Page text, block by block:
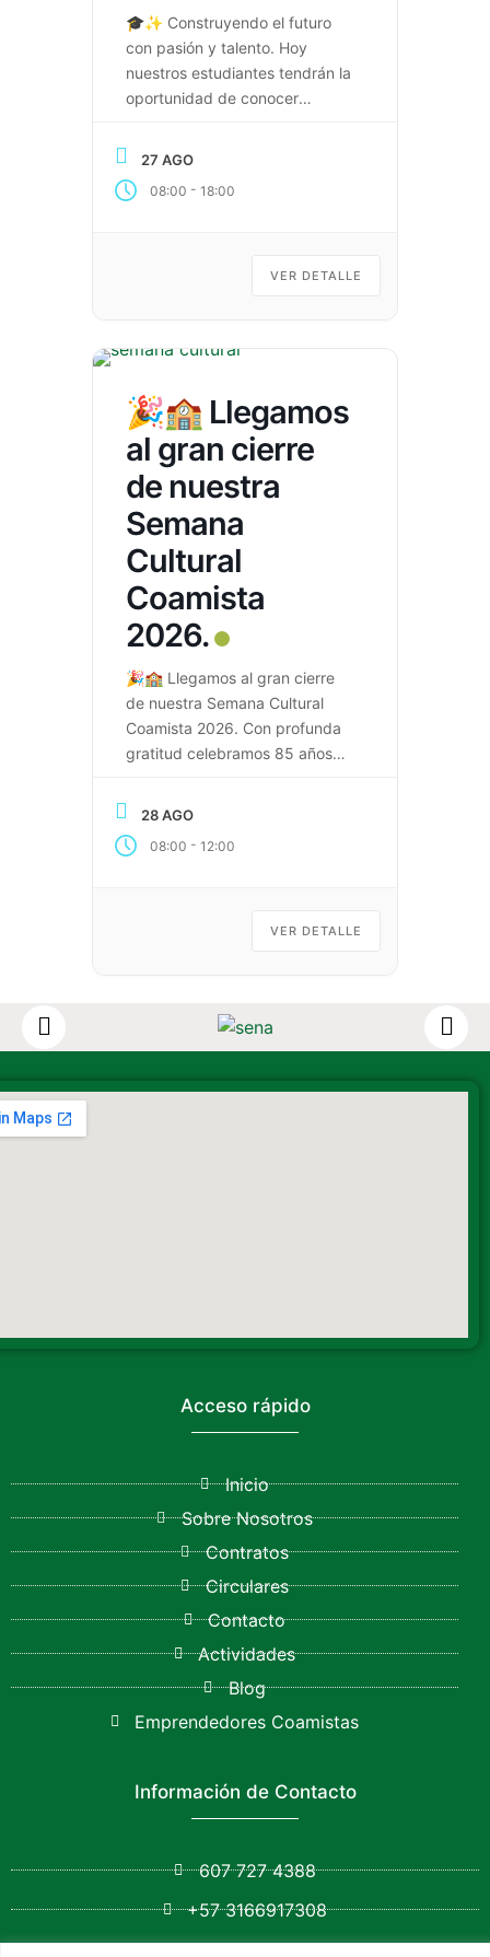
🎓✨ Construyendo el futuro
con pasión y talento. Hoy
nuestros estudiantes tendrán la
oportunidad de conocer
Feria Universitaria y Proyecto
Coamista Una jornada para
27 AGO
08:00 - 18:00
VER DETALLE
🎉🏫 Llegamos
al gran cierre
de nuestra
Semana
Cultural
Coamista
2026.
🎉🏫 Llegamos al gran cierre
de nuestra Semana Cultural
Coamista 2026. Con profunda
gratitud celebramos 85 años
de Coamistas. 🏛️ Ceremonia
estudiantes, docentes,
28 AGO
08:00 - 12:00
VER DETALLE
Acceso rápido
Inicio
Sobre Nosotros
Contratos
Circulares
Contacto
Actividades
Blog
Emprendedores Coamistas
Información de Contacto
607 727 4388
+57 3166917308
Calle 16 # 15-40